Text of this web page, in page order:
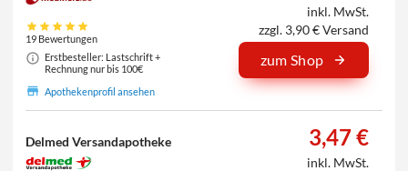
19 Bewertungen
Erstbesteller: Lastschrift +
Rechnung nur bis 100€
Apothekenprofil ansehen
inkl. MwSt.
zzgl. 3,90 € Versand
zum Shop
Delmed Versandapotheke 3,47 €
inkl. MwSt.